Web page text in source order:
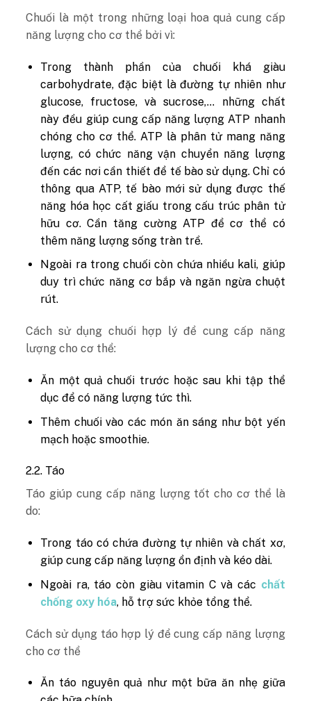
Chuối là một trong những loại hoa quả cung cấp
năng lượng cho cơ thể bởi vì:
Trong thành phần của chuối khá giàu
carbohydrate, đặc biệt là đường tự nhiên như
glucose, fructose, và sucrose,… những chất
này đều giúp cung cấp năng lượng ATP nhanh
chóng cho cơ thể. ATP là phân tử mang năng
lượng, có chức năng vận chuyển năng lượng
đến các nơi cần thiết để tế bào sử dụng. Chỉ có
thông qua ATP, tế bào mới sử dụng được thế
năng hóa học cất giấu trong cấu trúc phân tử
hữu cơ. Cần tăng cường ATP để cơ thể có
thêm năng lượng sống tràn trề.
Ngoài ra trong chuối còn chứa nhiều kali, giúp
duy trì chức năng cơ bắp và ngăn ngừa chuột
rút.
Cách sử dụng chuối hợp lý để cung cấp năng
lượng cho cơ thể:
Ăn một quả chuối trước hoặc sau khi tập thể
dục để có năng lượng tức thì.
Thêm chuối vào các món ăn sáng như bột yến
mạch hoặc smoothie.
2.2. Táo
Táo giúp cung cấp năng lượng tốt cho cơ thể là
do:
Trong táo có chứa đường tự nhiên và chất xơ,
giúp cung cấp năng lượng ổn định và kéo dài.
Ngoài ra, táo còn giàu vitamin C và các chất
chống oxy hóa, hỗ trợ sức khỏe tổng thể.
Cách sử dụng táo hợp lý để cung cấp năng lượng
cho cơ thể
Ăn táo nguyên quả như một bữa ăn nhẹ giữa